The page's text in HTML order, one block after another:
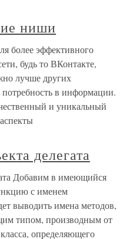
ниши
более эффективного
будь то ВКонтакте,
лучше других
потребность в информации.
и уникальный
делегата
Добавим в имеющийся
с именем
выводить имена методов,
типом, производным от
определяющего